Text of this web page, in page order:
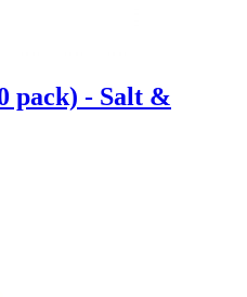
pack) - Salt &